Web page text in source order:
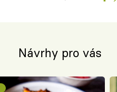
Návrhy pro vás